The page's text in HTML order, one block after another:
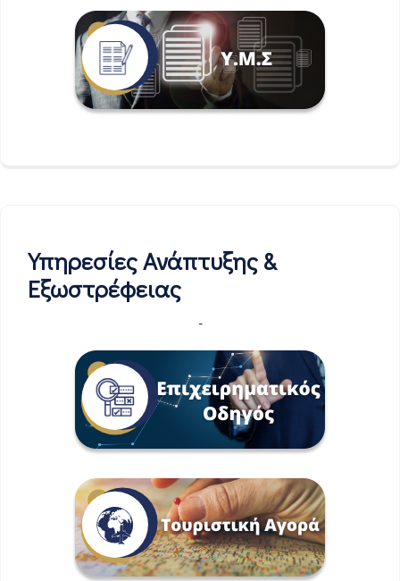
Υπηρεσίες Ανάπτυξης &
Εξωστρέφειας
-